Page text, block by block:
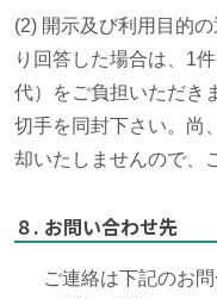
(2) 開示及び利用目的
り回答した場合は、1
代）をご負担いただき
切手を同封下さい。尚
却いたしませんので、
８. お問い合わせ先
ご連絡は下記のお